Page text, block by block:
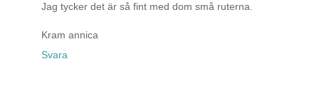
Jag tycker det är så fint med dom små ruterna.
Kram annica
Svara